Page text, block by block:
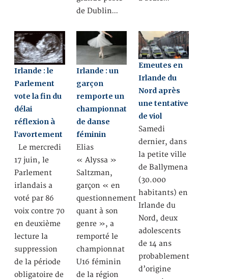
de Dublin…
Irlande : le
Parlement
vote la fin du
délai
réflexion à
l’avortement
Le mercredi
17 juin, le
Parlement
irlandais a
voté par 86
voix contre 70
en deuxième
lecture la
suppression
de la période
obligatoire de
Irlande : un
garçon
remporte un
championnat
de danse
féminin
Elias
« Alyssa »
Saltzman,
garçon « en
questionnement
quant à son
genre », a
remporté le
championnat
U16 féminin
de la région
Emeutes en
Irlande du
Nord après
une tentative
de viol
Samedi
dernier, dans
la petite ville
de Ballymena
(30.000
habitants) en
Irlande du
Nord, deux
adolescents
de 14 ans
probablement
d’origine